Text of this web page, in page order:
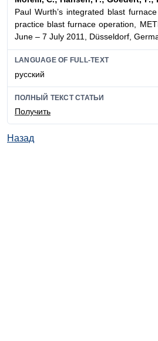
Paul Wurth’s integrated blast
practice blast furnace operation,
June – 7 July 2011, Düsseldorf,
LANGUAGE OF FULL-TEXT
русский
ПОЛНЫЙ ТЕКСТ СТАТЬИ
Получить
Назад